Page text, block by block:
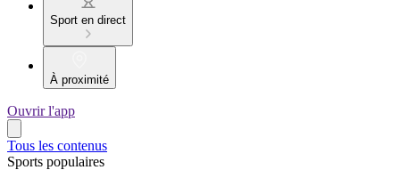
Sport en direct
À proximité
Ouvrir l'app
Tous les contenus
Sports populaires